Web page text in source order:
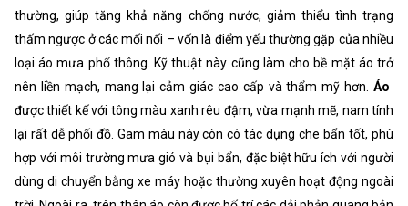
thường, giúp tăng khả năng chống nước, giảm thiểu tình trạng
thấm ngược ở các mối nối – vốn là điểm yếu thường gặp của nhiều
loại áo mưa phổ thông. Kỹ thuật này cũng làm cho bề mặt áo trở
nên liền mạch, mang lại cảm giác cao cấp và thẩm mỹ hơn. Áo
được thiết kế với tông màu xanh rêu đậm, vừa mạnh mẽ, nam tính
lại rất dễ phối đồ. Gam màu này còn có tác dụng che bẩn tốt, phù
hợp với môi trường mưa gió và bụi bẩn, đặc biệt hữu ích với người
dùng di chuyển bằng xe máy hoặc thường xuyên hoạt động ngoài